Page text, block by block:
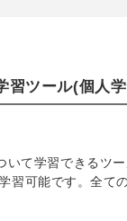
習ツール(個人
て学習できるツ
可能です。全て